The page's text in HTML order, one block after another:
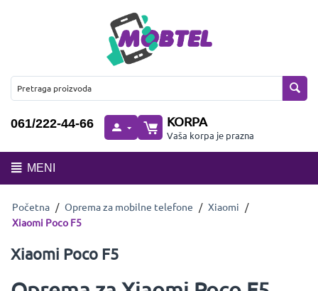
061/222-44-66 KORPA
Vaša korpa je prazna
MENI
Početna / Oprema za mobilne telefone / Xiaomi /
Xiaomi Poco F5
Xiaomi Poco F5